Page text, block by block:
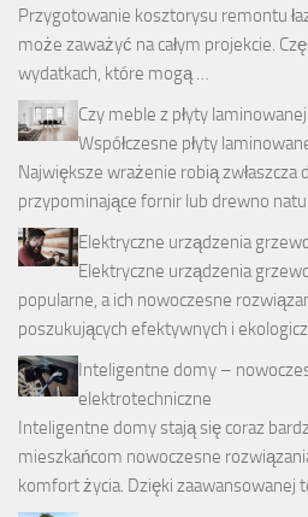
Przygotowanie kosztorysu remontu
może zaważyć na całym projekcie.
wydatkach, które mogą …
Czy meble z płyty
Współczesne płyty
Największe wrażenie robią zwłaszcza
przypominające fornir lub drewno
Elektryczne urządzenia
Elektryczne urządzenia
popularne, a ich nowoczesne
poszukujących efektywnych i
Inteligentne domy –
elektrotechniczne
Inteligentne domy stają się coraz
mieszkańcom nowoczesne
komfort życia. Dzięki zaawansowanej